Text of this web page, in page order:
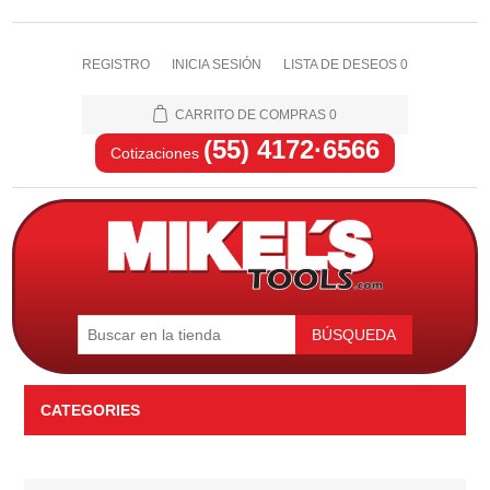
REGISTRO INICIA SESIÓN LISTA DE DESEOS 0
CARRITO DE COMPRAS 0
Cotizaciones (55) 4172·6566
BÚSQUEDA
CATEGORIES